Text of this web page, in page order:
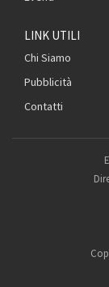
LINK UTILI
Chi Siamo
Pubblicità
Contatti